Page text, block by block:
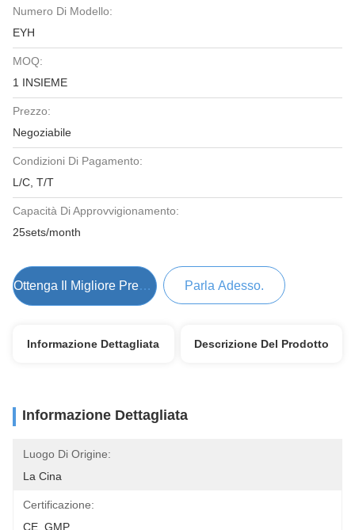
Numero Di Modello:
EYH
MOQ:
1 INSIEME
Prezzo:
Negoziabile
Condizioni Di Pagamento:
L/C, T/T
Capacità Di Approvvigionamento:
25sets/month
Ottenga Il Migliore Prezzo Parla Adesso.
Informazione Dettagliata Descrizione Del Prodotto
Informazione Dettagliata
Luogo Di Origine:
La Cina
Certificazione:
CE, GMP